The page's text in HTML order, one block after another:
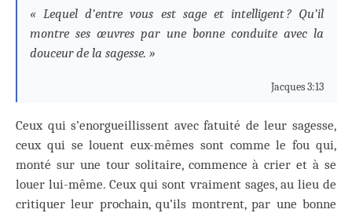
« Lequel d’entre vous est sage et intelligent ? Qu’il
montre ses œuvres par une bonne conduite avec la
douceur de la sagesse. »
Jacques 3:13
Ceux qui s’enorgueillissent avec fatuité de leur sagesse,
ceux qui se louent eux-mêmes sont comme le fou qui,
monté sur une tour solitaire, commence à crier et à se
louer lui-même. Ceux qui sont vraiment sages, au lieu de
critiquer leur prochain, qu’ils montrent, par une bonne